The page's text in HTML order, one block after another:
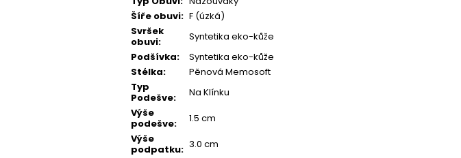
Šíře obuvi: F (úzká)
Svršek
obuvi:
Syntetika eko-kůže
Podšívka:
Syntetika eko-kůže
Stélka:
Pěnová Memosoft
Typ
Podešve:
Na Klínku
Výše
podešve:
1.5 cm
Výše
podpatku: 3.0 cm